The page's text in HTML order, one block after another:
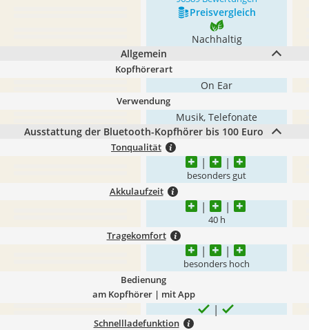
Preis­vergleich
Nachhaltig
Allgemein
Kopfhörerart
On Ear
Verwendung
Musik, Telefonate
Ausstattung der Bluetooth-Kopfhörer bis 100 Euro
Tonqualität
besonders gut
Akkulaufzeit
40 h
Tragekomfort
besonders hoch
Bedienung
am Kopfhörer | mit App
Schnellladefunktion